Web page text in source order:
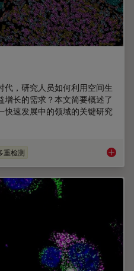
代，研究人员如何利用空间生
长的需求？本文简要概述了
快速发展中的领域的关键研究
重检测 空间生